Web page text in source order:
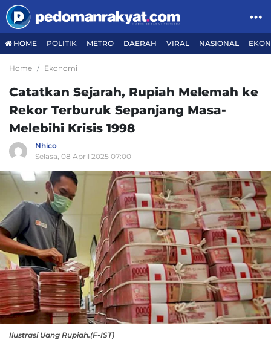
HOME POLITIK METRO DAERAH VIRAL NASIONAL
Home Ekonomi
Catatkan Sejarah, Rupiah Melemah ke
Rekor Terburuk Sepanjang Masa-
Melebihi Krisis 1998
Nhico
Selasa, 08 April 2025 07:00
Ilustrasi Uang Rupiah.(F-IST)